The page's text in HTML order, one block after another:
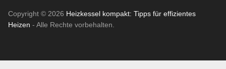
Copyright © 2026 Heizkessel kompakt: Tipps für effizientes
Heizen - Alle Rechte vorbehalten.